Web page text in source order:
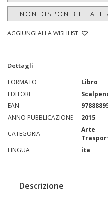
NON DISPONIBILE
AGGIUNGI ALLA WISHLIST
Dettagli
FORMATO
Libro
EDITORE
EAN
ANNO PUBBLICAZIONE
2015
CATEGORIA
Arte
LINGUA
ita
Descrizione